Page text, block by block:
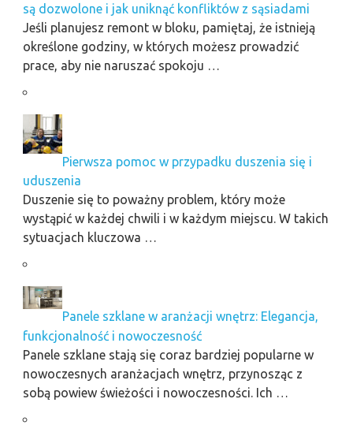
są dozwolone i jak uniknąć konfliktów z sąsiadami
Jeśli planujesz remont w bloku, pamiętaj, że istnieją
określone godziny, w których możesz prowadzić
prace, aby nie naruszać spokoju …
Pierwsza pomoc w przypadku duszenia się i
uduszenia
Duszenie się to poważny problem, który może
wystąpić w każdej chwili i w każdym miejscu. W takich
sytuacjach kluczowa …
Panele szklane w aranżacji wnętrz: Elegancja,
funkcjonalność i nowoczesność
Panele szklane stają się coraz bardziej popularne w
nowoczesnych aranżacjach wnętrz, przynosząc z
sobą powiew świeżości i nowoczesności. Ich …